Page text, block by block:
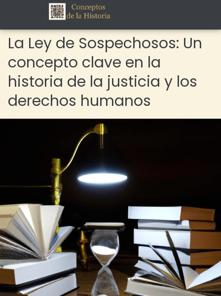
La Ley de Sospechosos: Un
concepto clave en la
historia de la justicia y los
derechos humanos